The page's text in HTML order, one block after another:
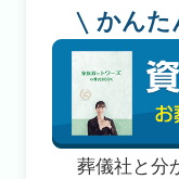
かんた
葬儀社と分